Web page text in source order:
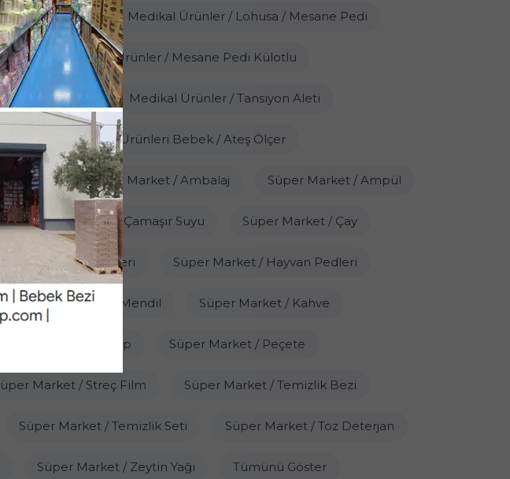
Havlusu Medikal Ürünler / Lohusa / Mesane Pedi
Medikal Ürünler / Mesane Pedi Külotlu
/ Nebulizatör Medikal Ürünler / Tansiyon Aleti
Sağlık Ürünleri Bebek / Ateş Ölçer
Süper Market / Ambalaj Süper Market / Ampül
Süper Market / Çamaşır Suyu Süper Market / Çay
Market / Ev Gereçleri Süper Market / Hayvan Pedleri
Market / Kağıt Mendil Süper Market / Kahve
Süper Market / Mop Süper Market / Peçete
Market / Streç Film Süper Market / Temizlik Bezi
Süper Market / Temizlik Seti Süper Market / Toz Deterjan
Süper Market / Zeytin Yağı Tümünü Göster